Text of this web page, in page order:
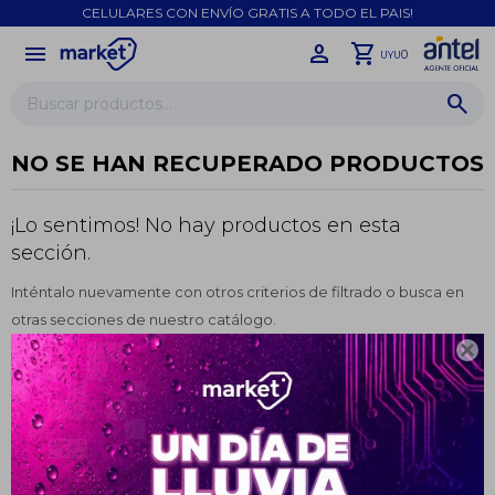

CELULARES CON ENVÍO GRATIS A TODO EL PAIS!
menu UYU0
NO SE HAN RECUPERADO PRODUCTOS
¡Lo sentimos! No hay productos en esta
sección.
Inténtalo nuevamente con otros criterios de filtrado o busca en
otras secciones de nuestro catálogo.
Filtrando por: SKY
¡Sumate a la forma más ágil de
comprar!
Comprá en 3 cuotas sin recargo o hasta en
12 cuotas * ¡Solo con tu cédula!
close